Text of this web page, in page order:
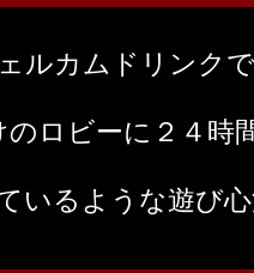
ルカムドリンク
のロビーに２４時
いるような遊び